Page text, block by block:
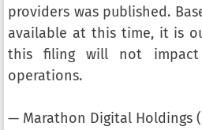
providers was published.
available at this time, it is
this filing will not
operations.
— Marathon Digital Holdings